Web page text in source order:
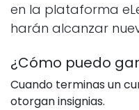
en la plataforma
harán alcanzar
¿Cómo puedo
Cuando terminas un
otorgan insignias.